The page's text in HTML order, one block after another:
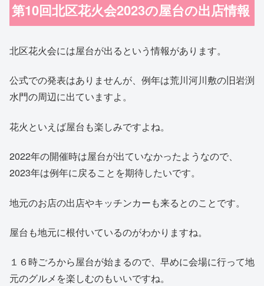
第10回北区花火会2023の屋台の出店情報
北区花火会には屋台が出るという情報があります。
公式での発表はありませんが、例年は荒川河川敷の旧岩渕
水門の周辺に出ていますよ。
花火といえば屋台も楽しみですよね。
2022年の開催時は屋台が出ていなかったようなので、
2023年は例年に戻ることを期待したいです。
地元のお店の出店やキッチンカーも来るとのことです。
屋台も地元に根付いているのがわかりますね。
１６時ごろから屋台が始まるので、早めに会場に行って地
元のグルメを楽しむのもいいですね。